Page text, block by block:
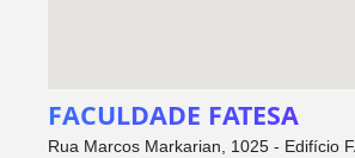
FACULDADE FATESA
Rua Marcos Markarian, 1025 - Edifício